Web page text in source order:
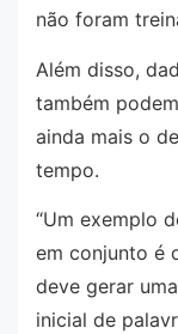
não foram
Além disso,
também
ainda mais o
tempo.
“Um exemplo
em conjunto é
deve gerar
inicial de